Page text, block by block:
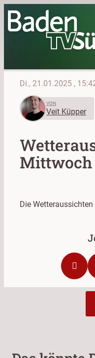
Di., 21.01.2025 ,
VON
Veit Küpper
Mittwoch
Die